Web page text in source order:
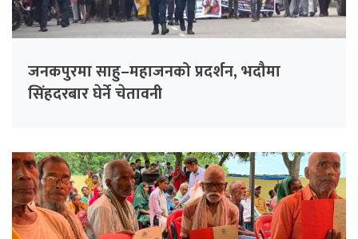
जनकपुरमा साहु–महाजनको प्रदर्शन, भदौमा
सिंहदरबार घेर्ने चेतावनी